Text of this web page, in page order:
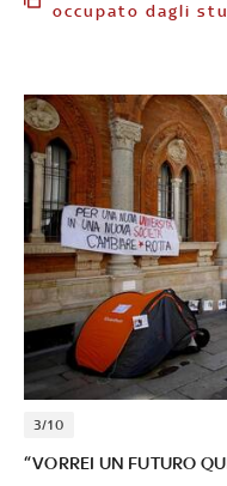
occupato dagli
3/10
“VORREI UN FUTURO